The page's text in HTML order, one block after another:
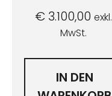
€ 3.100,00 exkl.
MwSt.
IN DEN